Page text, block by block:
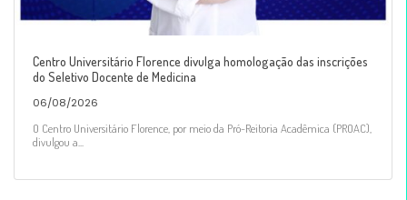
Centro Universitário Florence divulga homologação das inscrições
do Seletivo Docente de Medicina
06/08/2026
O Centro Universitário Florence, por meio da Pró-Reitoria Acadêmica (PROAC),
divulgou a...